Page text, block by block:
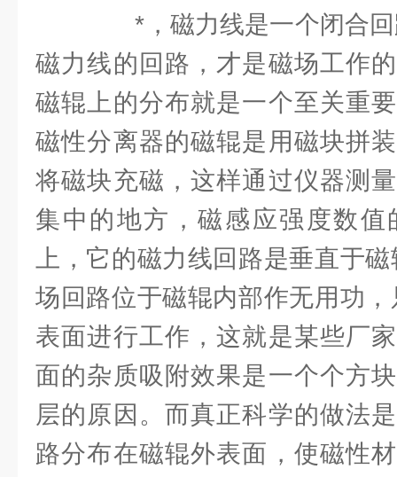
*，磁力线是一个闭合回
磁力线的回路，才是磁场工作
磁辊上的分布就是一个至关重
磁性分离器的磁辊是用磁块拼
将磁块充磁，这样通过仪器测
集中的地方，磁感应强度数
上，它的磁力线回路是垂直于
场回路位于磁辊内部作无用功
表面进行工作，这就是某些厂
面的杂质吸附效果是一个个方
层的原因。而真正科学的做法
路分布在磁辊外表面，使磁性